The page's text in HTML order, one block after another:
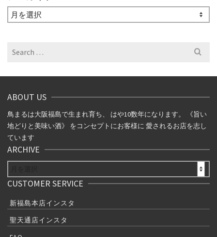
ア
ー
Search
ABOUT US
鳥まるは大阪福島で生まれ育ち、 はや10数年になります。 《旨い
地どりと美味い酒》 をコンセプトにお客様に 愛されるお店を志し
ています
ARCHIVE
CUSTOMER SERVICE
新福島本店インスタ
聖天通店インスタ